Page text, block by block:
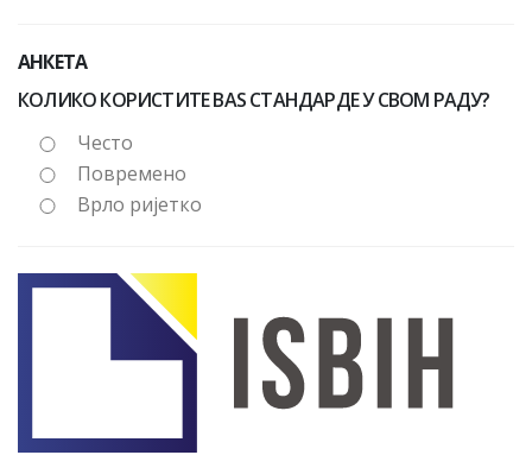
АНКЕТА
КОЛИКО КОРИСТИТЕ BAS СТАНДАРДЕ У СВОМ РАДУ?
Често
Повремено
Врло ријетко